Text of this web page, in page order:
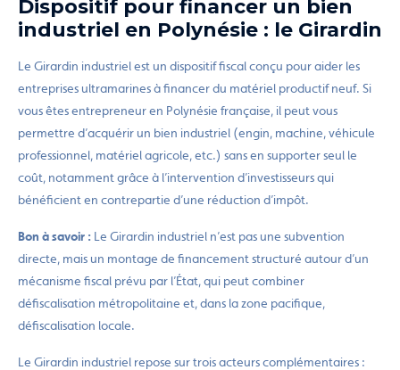
Dispositif pour financer un bien
industriel en Polynésie : le Girardin
Le Girardin industriel est un dispositif fiscal conçu pour aider les
entreprises ultramarines à financer du matériel productif neuf. Si
vous êtes entrepreneur en Polynésie française, il peut vous
permettre d’acquérir un bien industriel (engin, machine, véhicule
professionnel, matériel agricole, etc.) sans en supporter seul le
coût, notamment grâce à l’intervention d’investisseurs qui
bénéficient en contrepartie d’une réduction d’impôt.
Bon à savoir : Le Girardin industriel n’est pas une subvention
directe, mais un montage de financement structuré autour d’un
mécanisme fiscal prévu par l’État, qui peut combiner
défiscalisation métropolitaine et, dans la zone pacifique,
défiscalisation locale.
Le Girardin industriel repose sur trois acteurs complémentaires :